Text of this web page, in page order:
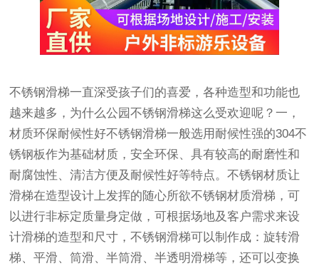
不锈钢滑梯一直深受孩子们的喜爱，各种造型和功能也
越来越多，为什么公园不锈钢滑梯这么受欢迎呢？一，
材质环保耐候性好不锈钢滑梯一般选用耐候性强的304不
锈钢板作为基础材质，安全环保、具有较高的耐磨性和
耐腐蚀性、清洁方便及耐候性好等特点。不锈钢材质让
滑梯在造型设计上发挥的随心所欲不锈钢材质滑梯，可
以进行非标定质量身定做，可根据场地及客户需求来设
计滑梯的造型和尺寸，不锈钢滑梯可以制作成：旋转滑
梯、平滑、筒滑、半筒滑、半透明滑梯等，还可以变换